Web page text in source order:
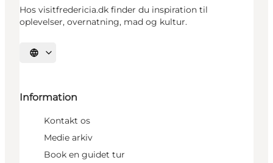
Hos visitfredericia.dk finder du inspiration til
oplevelser, overnatning, mad og kultur.
Vælg sprog
Information
Kontakt os
Medie arkiv
Book en guidet tur